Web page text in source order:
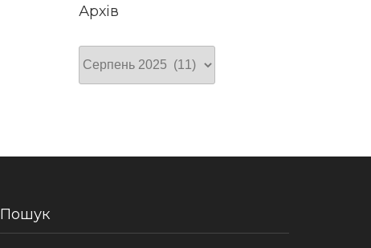
Архів
Архів
Пошук